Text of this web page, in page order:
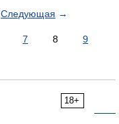
Следующая →
7 8
9
18+